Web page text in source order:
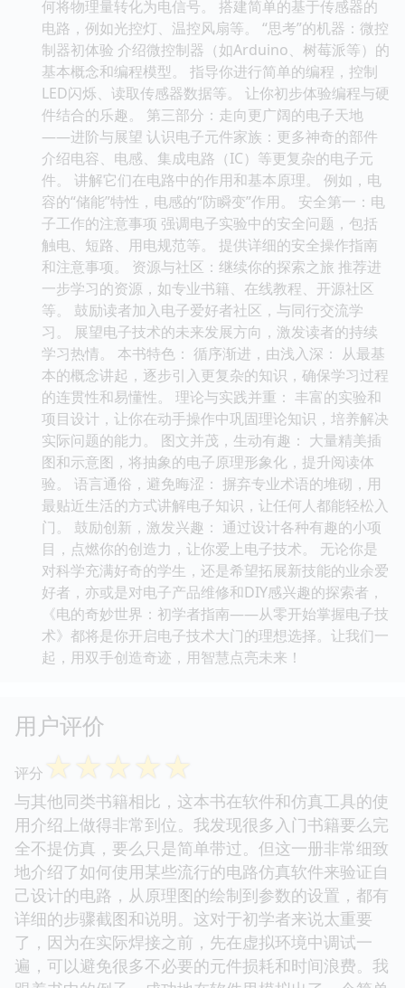
何将物理量转化为电信号。 搭建简单的基于传感器的
电路，例如光控灯、温控风扇等。 “思考”的机器：微控
制器初体验 介绍微控制器（如Arduino、树莓派等）的
基本概念和编程模型。 指导你进行简单的编程，控制
LED闪烁、读取传感器数据等。 让你初步体验编程与硬
件结合的乐趣。 第三部分：走向更广阔的电子天地
——进阶与展望 认识电子元件家族：更多神奇的部件
介绍电容、电感、集成电路（IC）等更复杂的电子元
件。 讲解它们在电路中的作用和基本原理。 例如，电
容的“储能”特性，电感的“防瞬变”作用。 安全第一：电
子工作的注意事项 强调电子实验中的安全问题，包括
触电、短路、用电规范等。 提供详细的安全操作指南
和注意事项。 资源与社区：继续你的探索之旅 推荐进
一步学习的资源，如专业书籍、在线教程、开源社区
等。 鼓励读者加入电子爱好者社区，与同行交流学
习。 展望电子技术的未来发展方向，激发读者的持续
学习热情。 本书特色： 循序渐进，由浅入深： 从最基
本的概念讲起，逐步引入更复杂的知识，确保学习过程
的连贯性和易懂性。 理论与实践并重： 丰富的实验和
项目设计，让你在动手操作中巩固理论知识，培养解决
实际问题的能力。 图文并茂，生动有趣： 大量精美插
图和示意图，将抽象的电子原理形象化，提升阅读体
验。 语言通俗，避免晦涩： 摒弃专业术语的堆砌，用
最贴近生活的方式讲解电子知识，让任何人都能轻松入
门。 鼓励创新，激发兴趣： 通过设计各种有趣的小项
目，点燃你的创造力，让你爱上电子技术。 无论你是
对科学充满好奇的学生，还是希望拓展新技能的业余爱
好者，亦或是对电子产品维修和DIY感兴趣的探索者，
《电的奇妙世界：初学者指南——从零开始掌握电子技
术》都将是你开启电子技术大门的理想选择。让我们一
起，用双手创造奇迹，用智慧点亮未来！
用户评价
评分 ☆☆☆☆☆
与其他同类书籍相比，这本书在软件和仿真工具的使
用介绍上做得非常到位。我发现很多入门书籍要么完
全不提仿真，要么只是简单带过。但这一册非常细致
地介绍了如何使用某些流行的电路仿真软件来验证自
己设计的电路，从原理图的绘制到参数的设置，都有
详细的步骤截图和说明。这对于初学者来说太重要
了，因为在实际焊接之前，先在虚拟环境中调试一
遍，可以避免很多不必要的元件损耗和时间浪费。我